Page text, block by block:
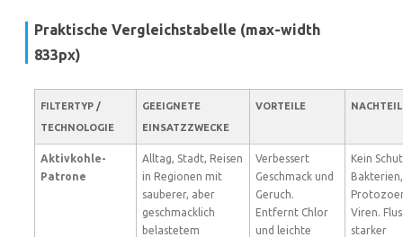
Praktische Vergleichstabelle (max-width
833px)
FILTERTYP /
TECHNOLOGIE
GEEIGNETE
EINSATZZWECKE
VORTEILE
Aktivkohle-
Patrone
Alltag, Stadt, Reisen
in Regionen mit
sauberer, aber
geschmacklich
belastetem
Verbessert
Geschmack und
Geruch.
Entfernt Chlor
und leichte
Kein
Bakterien,
Viren.
starker